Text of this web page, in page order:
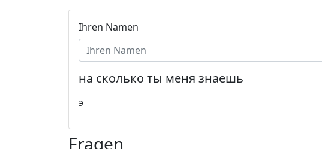
Ihren Namen
на сколько ты меня знаешь
э
Fragen